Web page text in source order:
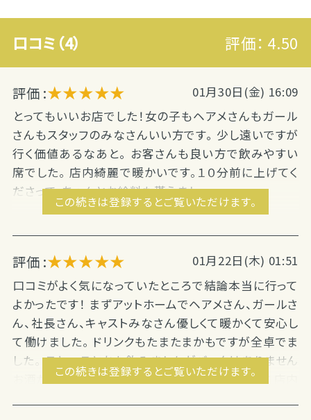
口コミ（4） 評価： 4.50
評価 :★★★★★
01月30日(金) 16:09
とってもいいお店でした！女の子もヘアメさんもガール
さんもスタッフのみなさんいい方です。 少し遠いですが
行く価値あるなあと。 お客さんも良い方で飲みやすい
席でした。 店内綺麗で暖かいです。１０分前に上げてく
ださって、ちゃんとお給料も貰えまし...
この続きは登録するとご覧いただけます。
評価 :★★★★★
01月22日(木) 01:51
口コミがよく気になっていたところで結論本当に行って
よかったです！ まずアットホームでヘアメさん、ガールさ
ん、社長さん、キャストみなさん優しくて暖かくて安心し
て働けました。 ドリンクもたまたまかもですが全卓でま
した。 テキーラとかも飲みましたがバックはありません
お酒が苦手な方はテキーラ席だと難しいかもです 店内
この続きは登録するとご覧いただけます。